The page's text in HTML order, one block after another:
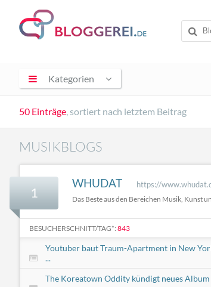
Kategorien
50 Einträge, sortiert nach letztem Beitrag
MUSIKBLOGS
1
WHUDAT https://
Das Beste aus den Bereichen Musik, Kunst
BESUCHERSCHNITT/TAG*: 843
Youtuber baut Traum-Apartment in New
...
The Koreatown Oddity kündigt neues Album